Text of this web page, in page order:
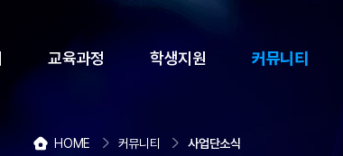
교육과정 학생지원 커뮤니티
HOME 커뮤니티 사업단소식